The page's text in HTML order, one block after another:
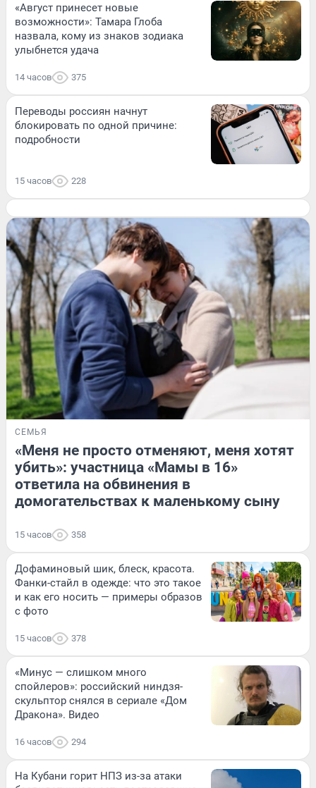
«Август принесет новые
возможности»: Тамара Глоба
назвала, кому из знаков зодиака
улыбнется удача
14 часов 375
Переводы россиян начнут
блокировать по одной причине:
подробности
15 часов 228
СЕМЬЯ
«Меня не просто отменяют, меня хотят
убить»: участница «Мамы в 16»
ответила на обвинения в
домогательствах к маленькому сыну
15 часов 358
Дофаминовый шик, блеск, красота.
Фанки-стайл в одежде: что это такое
и как его носить — примеры образов
с фото
15 часов 378
«Минус — слишком много
спойлеров»: российский ниндзя-
скульптор снялся в сериале «Дом
Дракона». Видео
16 часов 294
На Кубани горит НПЗ из-за атаки